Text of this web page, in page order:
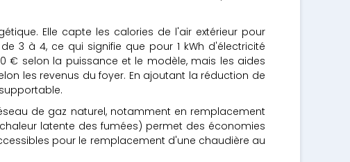
Elle capte les calories de l'air extérieur pour
3 à 4, ce qui signifie que pour 1 kWh d'électricité
€ selon la puissance et le modèle, mais les aides
les revenus du foyer. En ajoutant la réduction de
de gaz naturel, notamment en remplacement
latente des fumées) permet des économies
pour le remplacement d'une chaudière au